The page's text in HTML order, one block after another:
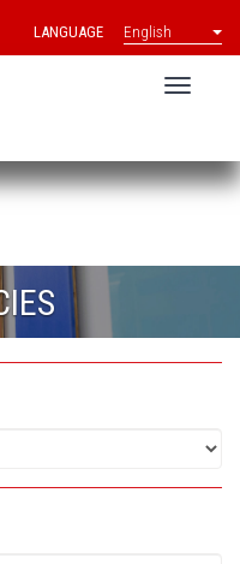
LANGUAGE English